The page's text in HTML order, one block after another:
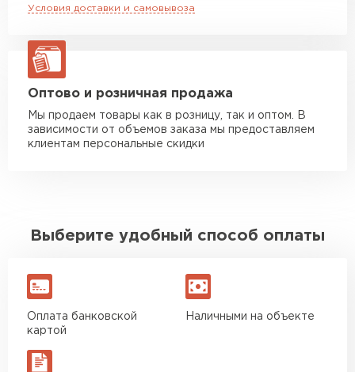
Условия доставки и самовывоза
Оптово и розничная продажа
Мы продаем товары как в розницу, так и оптом. В
зависимости от объемов заказа мы предоставляем
клиентам персональные скидки
Выберите удобный способ оплаты
Оплата банковской
картой
Наличными на объекте